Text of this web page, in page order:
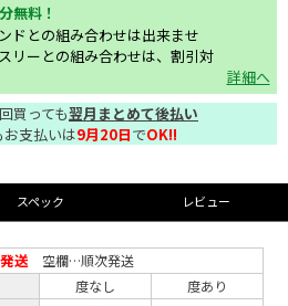
無料！
ドとの組み合わせは出来ませ
リーとの組み合わせは、割引対
詳細へ
買っても翌月まとめて後払い
支払いは9月20日でOK!!
スペック レビュー
送 空欄…順次発送
度なし
度あり